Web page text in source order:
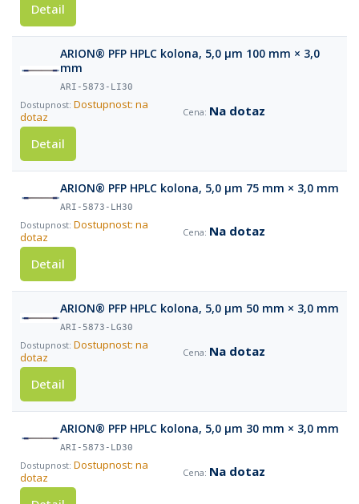
Detail
ARION® PFP HPLC kolona, 5,0 µm 100 mm × 3,0
mm
ARI-5873-LI30
Dostupnost: na
dotaz
Na dotaz
Detail
ARION® PFP HPLC kolona, 5,0 µm 75 mm × 3,0 mm
ARI-5873-LH30
Dostupnost: na
dotaz
Na dotaz
Detail
ARION® PFP HPLC kolona, 5,0 µm 50 mm × 3,0 mm
ARI-5873-LG30
Dostupnost: na
dotaz
Na dotaz
Detail
ARION® PFP HPLC kolona, 5,0 µm 30 mm × 3,0 mm
ARI-5873-LD30
Dostupnost: na
dotaz
Na dotaz